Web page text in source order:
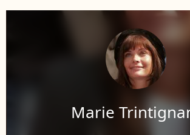
Marie